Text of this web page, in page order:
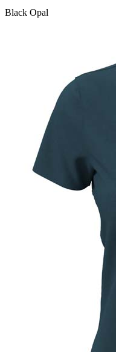
Black Opal